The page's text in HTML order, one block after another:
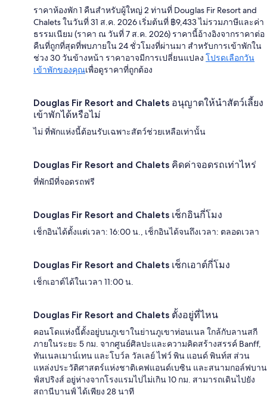
ราคาห้องพัก 1 คืนสำหรับผู้ใหญ่ 2 ท่านที่ Douglas Fir Resort and
Chalets ในวันที่ 31 ส.ค. 2026 เริ่มต้นที่ ฿9,433 ไม่รวมภาษีและค่า
ธรรมเนียม (ราคา ณ วันที่ 7 ส.ค. 2026) ราคานี้อ้างอิงจากราคาต่อ
คืนที่ถูกที่สุดที่พบภายใน 24 ชั่วโมงที่ผ่านมา สำหรับการเข้าพักใน
ช่วง 30 วันข้างหน้า ราคาอาจมีการเปลี่ยนแปลง โปรดเลือกวัน
เข้าพักของคุณเพื่อดูราคาที่ถูกต้อง
Douglas Fir Resort and Chalets อนุญาตให้นำสัตว์เลี้ยง
เข้าพักได้หรือไม่
ไม่ ที่พักแห่งนี้ต้อนรับเฉพาะสัตว์ช่วยเหลือเท่านั้น
Douglas Fir Resort and Chalets คิดค่าจอดรถเท่าไหร่
ที่พักมีที่จอดรถฟรี
Douglas Fir Resort and Chalets เช็กอินกี่โมง
เช็กอินได้ตั้งแต่เวลา: 16:00 น., เช็กอินได้จนถึงเวลา: ตลอดเวลา
Douglas Fir Resort and Chalets เช็กเอาต์กี่โมง
เช็กเอาต์ได้ในเวลา 11:00 น.
Douglas Fir Resort and Chalets ตั้งอยู่ที่ไหน
คอนโดแห่งนี้ตั้งอยู่บนภูเขาในย่านภูเขาท่อนเนล ใกล้กับลานสกี
ภายในระยะ 5 กม. จากศูนย์ศิลปะและความคิดสร้างสรรค์ Banff,
ทันเนลเมาน์เทน และโบว์ล วัลเลย์ ไฟว์ พิน แอนด์ พินท์ส ส่วน
แหล่งประวัติศาสตร์แห่งชาติเคฟแอนด์เบซิน และสนามกอล์ฟบาน
ฟ์สปริงส์ อยู่ห่างจากโรงแรมไปไม่เกิน 10 กม. สามารถเดินไปยัง
สถานีบานฟ์ ได้เพียง 28 นาที